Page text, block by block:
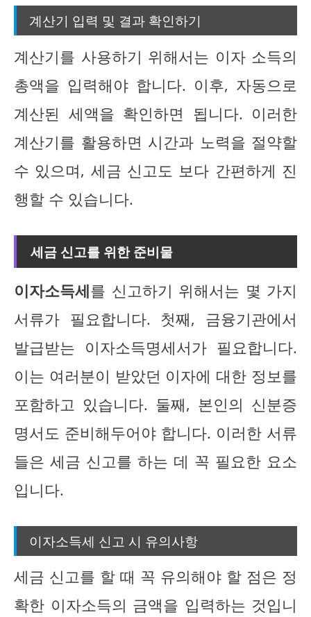
계산기 입력 및 결과 확인하기
계산기를 사용하기 위해서는 이자 소득의
총액을 입력해야 합니다. 이후, 자동으로
계산된 세액을 확인하면 됩니다. 이러한
계산기를 활용하면 시간과 노력을 절약할
수 있으며, 세금 신고도 보다 간편하게 진
행할 수 있습니다.
세금 신고를 위한 준비물
이자소득세를 신고하기 위해서는 몇 가지
서류가 필요합니다. 첫째, 금융기관에서
발급받는 이자소득명세서가 필요합니다.
이는 여러분이 받았던 이자에 대한 정보를
포함하고 있습니다. 둘째, 본인의 신분증
명서도 준비해두어야 합니다. 이러한 서류
들은 세금 신고를 하는 데 꼭 필요한 요소
입니다.
이자소득세 신고 시 유의사항
세금 신고를 할 때 꼭 유의해야 할 점은 정
확한 이자소득의 금액을 입력하는 것입니